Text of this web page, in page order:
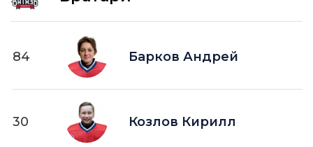
84 Барков Андрей
30 Козлов Кирилл